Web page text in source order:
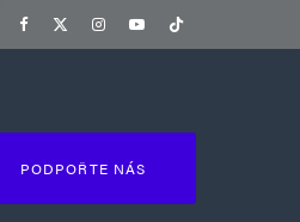
PODPOŘTE NÁS